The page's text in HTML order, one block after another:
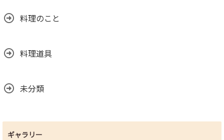
料理のこと
料理道具
未分類
ギャラリー